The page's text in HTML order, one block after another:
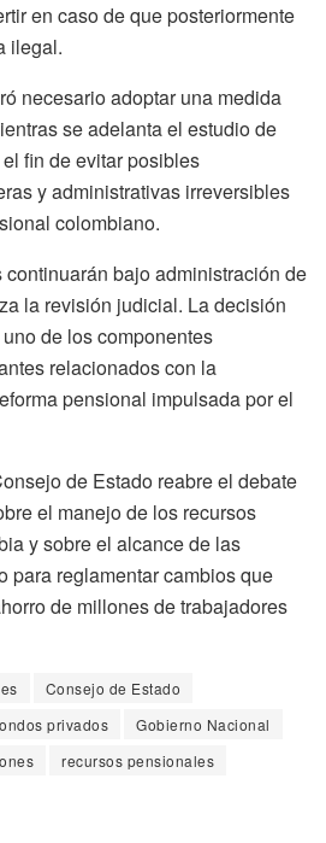
en caso de que posteriormente
ilegal.
necesario adoptar una medida
se adelanta el estudio de
fin de evitar posibles
y administrativas irreversibles
colombiano.
continuarán bajo administración de
la revisión judicial. La decisión
de los componentes
relacionados con la
pensional impulsada por el
de Estado reabre el debate
el manejo de los recursos
y sobre el alcance de las
para reglamentar cambios que
de millones de trabajadores
Consejo de Estado
privados
Gobierno Nacional
recursos pensionales